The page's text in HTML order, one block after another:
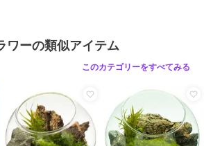
ワーの類似アイテム
このカテゴリーをすべてみる